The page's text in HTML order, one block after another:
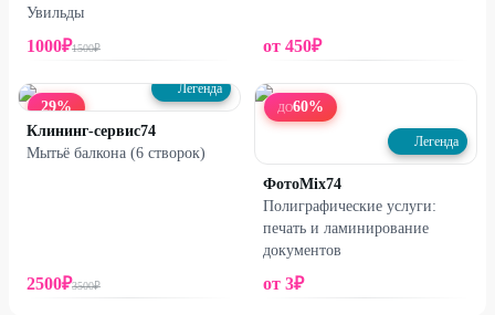
Увильды
1000₽1500₽ от 450₽
29%
Легенда
Клининг-сервис74
Мытьё балкона (6 створок)
2500₽3500₽
ДО60%
Легенда
ФотоMix74
Полиграфические услуги:
печать и ламинирование
документов
от 3₽